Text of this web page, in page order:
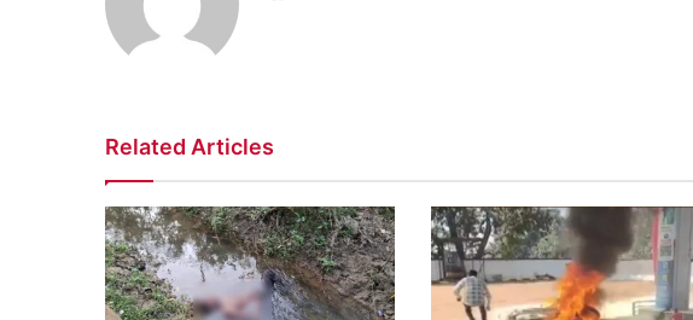
Related Articles